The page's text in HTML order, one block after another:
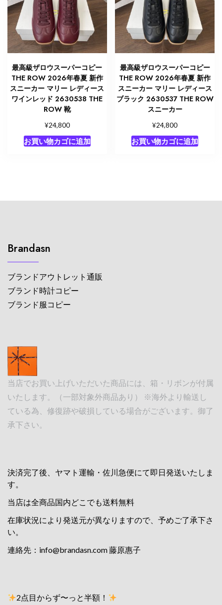
最高級ザロウスーパーコピー
THE ROW 2026年春夏 新作
スニーカー マリー レディース
ワインレッド 2630538 THE
ROW 靴
¥24,800
お買い物カゴに追加
最高級ザロウスーパーコピー
THE ROW 2026年春夏 新作
スニーカー マリー レディース
ブラック 2630537 THE ROW
スニーカー
¥24,800
お買い物カゴに追加
Brandasn
ブランドアウトレット通販
ブランド時計コピー
ブランド服コピー
当店でお買い上げいただいた商品には、箱・リボンが付属
いたします。（一部対象外商品あり） ※海外より輸送し
ている為、修復跡や破損している場合がございます。御了
承下さい。
決済完了後、ヤマト運輸・佐川急便にて即日発送いたしま
す。
当店は全商品国内どこでも送料無料
在庫状況により発送元が異なりますので、予めご了承下さ
い。
連絡先： info@brandasn.com藤原惠子
2点目からず〜っと半額！